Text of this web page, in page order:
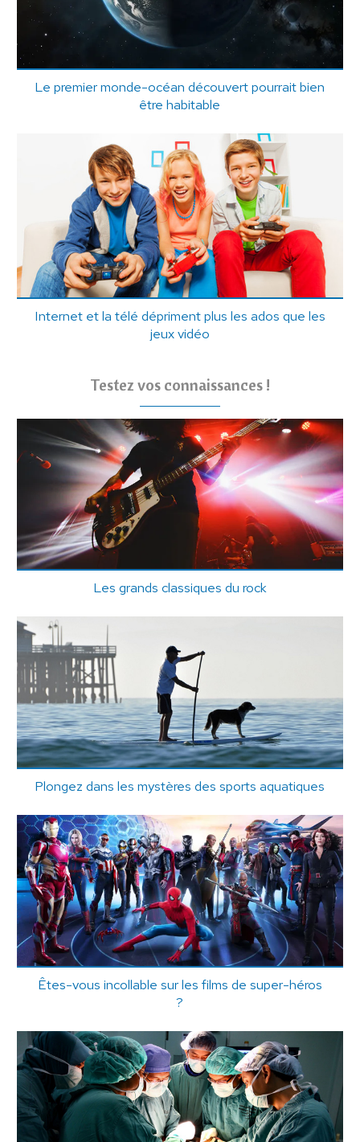
Le premier monde-océan découvert pourrait bien
être habitable
Internet et la télé dépriment plus les ados que les
jeux vidéo
Testez vos connaissances !
Les grands classiques du rock
Plongez dans les mystères des sports aquatiques
Êtes-vous incollable sur les films de super-héros
?